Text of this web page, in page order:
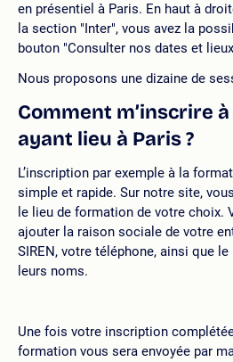
en présentiel à Paris. En haut à
la section "Inter", vous avez la
bouton "Consulter nos dates et
Nous proposons une dizaine de
Comment m’inscrire
ayant lieu à Paris ?
L’inscription par exemple à la
simple et rapide. Sur notre site,
le lieu de formation de votre choix.
ajouter la raison sociale de votre
SIREN, votre téléphone, ainsi que
leurs noms.
Une fois votre inscription
formation vous sera envoyée par